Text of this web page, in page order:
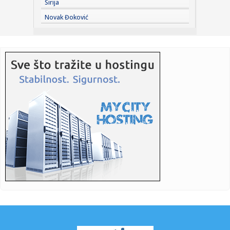
14:24:Novčana podrška Grada Banjaluka: 293 brucoša dobiće po
200 KM
14:24: Spektakl Marije Šerifović u Travniku: Fanovi stižu iz cijele B...
14:24:
14:24:U toku asfaltiranje banjalučkih ulica
14:24:Ko je ubio Tupaka? Poslije tri decenije počinje suđenje
14:23:„Хуманитарни понедељак“ на ...
Sirija
Novak Đoković